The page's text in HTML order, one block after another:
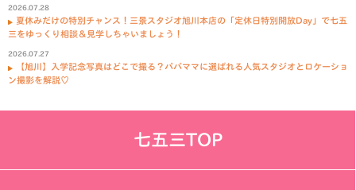
2026.07.28
夏休みだけの特別チャンス！三景スタジオ旭川本店の「定休日特別開放Day」で七五
三をゆっくり相談＆見学しちゃいましょう！
2026.07.27
【旭川】入学記念写真はどこで撮る？パパママに選ばれる人気スタジオとロケーショ
ン撮影を解説♡
七五三TOP